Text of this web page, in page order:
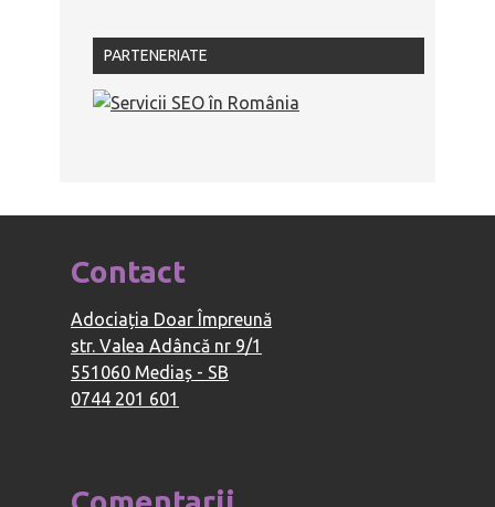
PARTENERIATE
Contact
Adociația Doar Împreună
str. Valea Adâncă nr 9/1
551060 Mediaș - SB
0744 201 601